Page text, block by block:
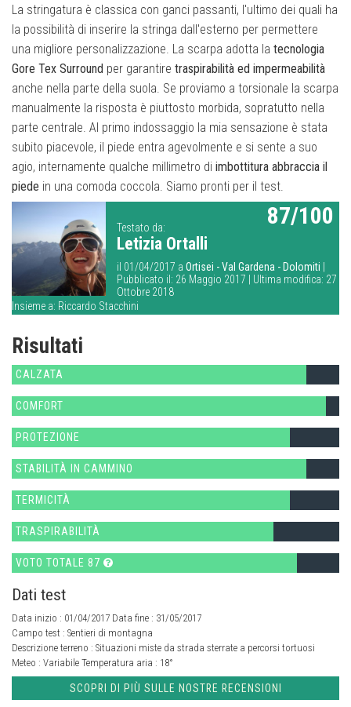
La stringatura è classica con ganci passanti, l'ultimo dei quali ha
la possibilità di inserire la stringa dall'esterno per permettere
una migliore personalizzazione. La scarpa adotta la tecnologia
Gore Tex Surround per garantire traspirabilità ed impermeabilità
anche nella parte della suola. Se proviamo a torsionale la scarpa
manualmente la risposta è piuttosto morbida, sopratutto nella
parte centrale. Al primo indossaggio la mia sensazione è stata
subito piacevole, il piede entra agevolmente e si sente a suo
agio, internamente qualche millimetro di imbottitura abbraccia il
piede in una comoda coccola. Siamo pronti per il test.
Testato da:
Letizia Ortalli
il 01/04/2017 a Ortisei - Val Gardena - Dolomiti
Pubblicato il: 26 Maggio 2017 | Ultima modifica: 27
Ottobre 2018
Insieme a: Riccardo Stacchini
87/100
Risultati
CALZATA
COMFORT
PROTEZIONE
STABILITÀ IN CAMMINO
TERMICITÀ
TRASPIRABILITÀ
VOTO TOTALE 87
Dati test
Data inizio : 01/04/2017 Data fine : 31/05/2017
Campo test : Sentieri di montagna
Descrizione terreno : Situazioni miste da strada sterrate a percorsi tortuosi
Meteo : Variabile Temperatura aria : 18°
SCOPRI DI PIÙ SULLE NOSTRE RECENSIONI